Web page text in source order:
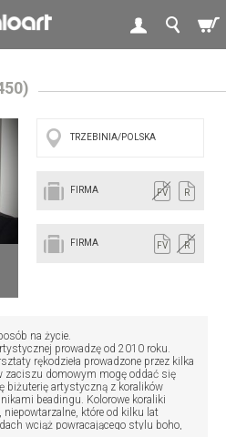
TRZEBINIA/POLSKA
FV R
FIRMA
FV R
FIRMA
na życie.
prowadzę od 2010 roku.
rękodzieła prowadzone przez kilka
zaciszu domowym mogę oddać się
biżuterię artystyczną z koralików
beadingu. Kolorowe koraliki
niepowtarzalne, które od kilku lat
wciąż powracającego stylu boho,